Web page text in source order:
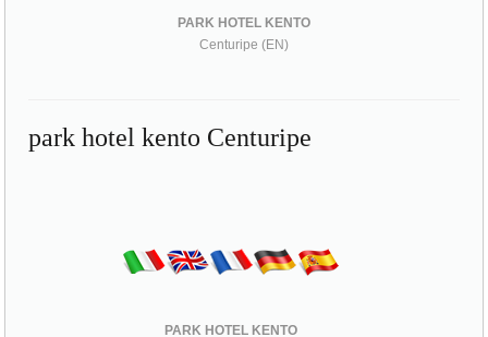
PARK HOTEL KENTO
Centuripe (EN)
park hotel kento Centuripe
PARK HOTEL KENTO